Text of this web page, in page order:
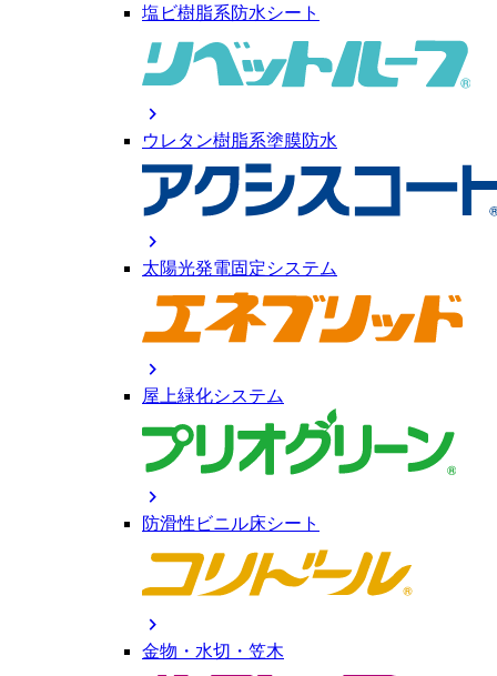
塩ビ樹脂系防水シート
chevron_right
ウレタン樹脂系塗膜防水
chevron_right
太陽光発電固定システム
chevron_right
屋上緑化システム
chevron_right
防滑性ビニル床シート
chevron_right
金物・水切・笠木